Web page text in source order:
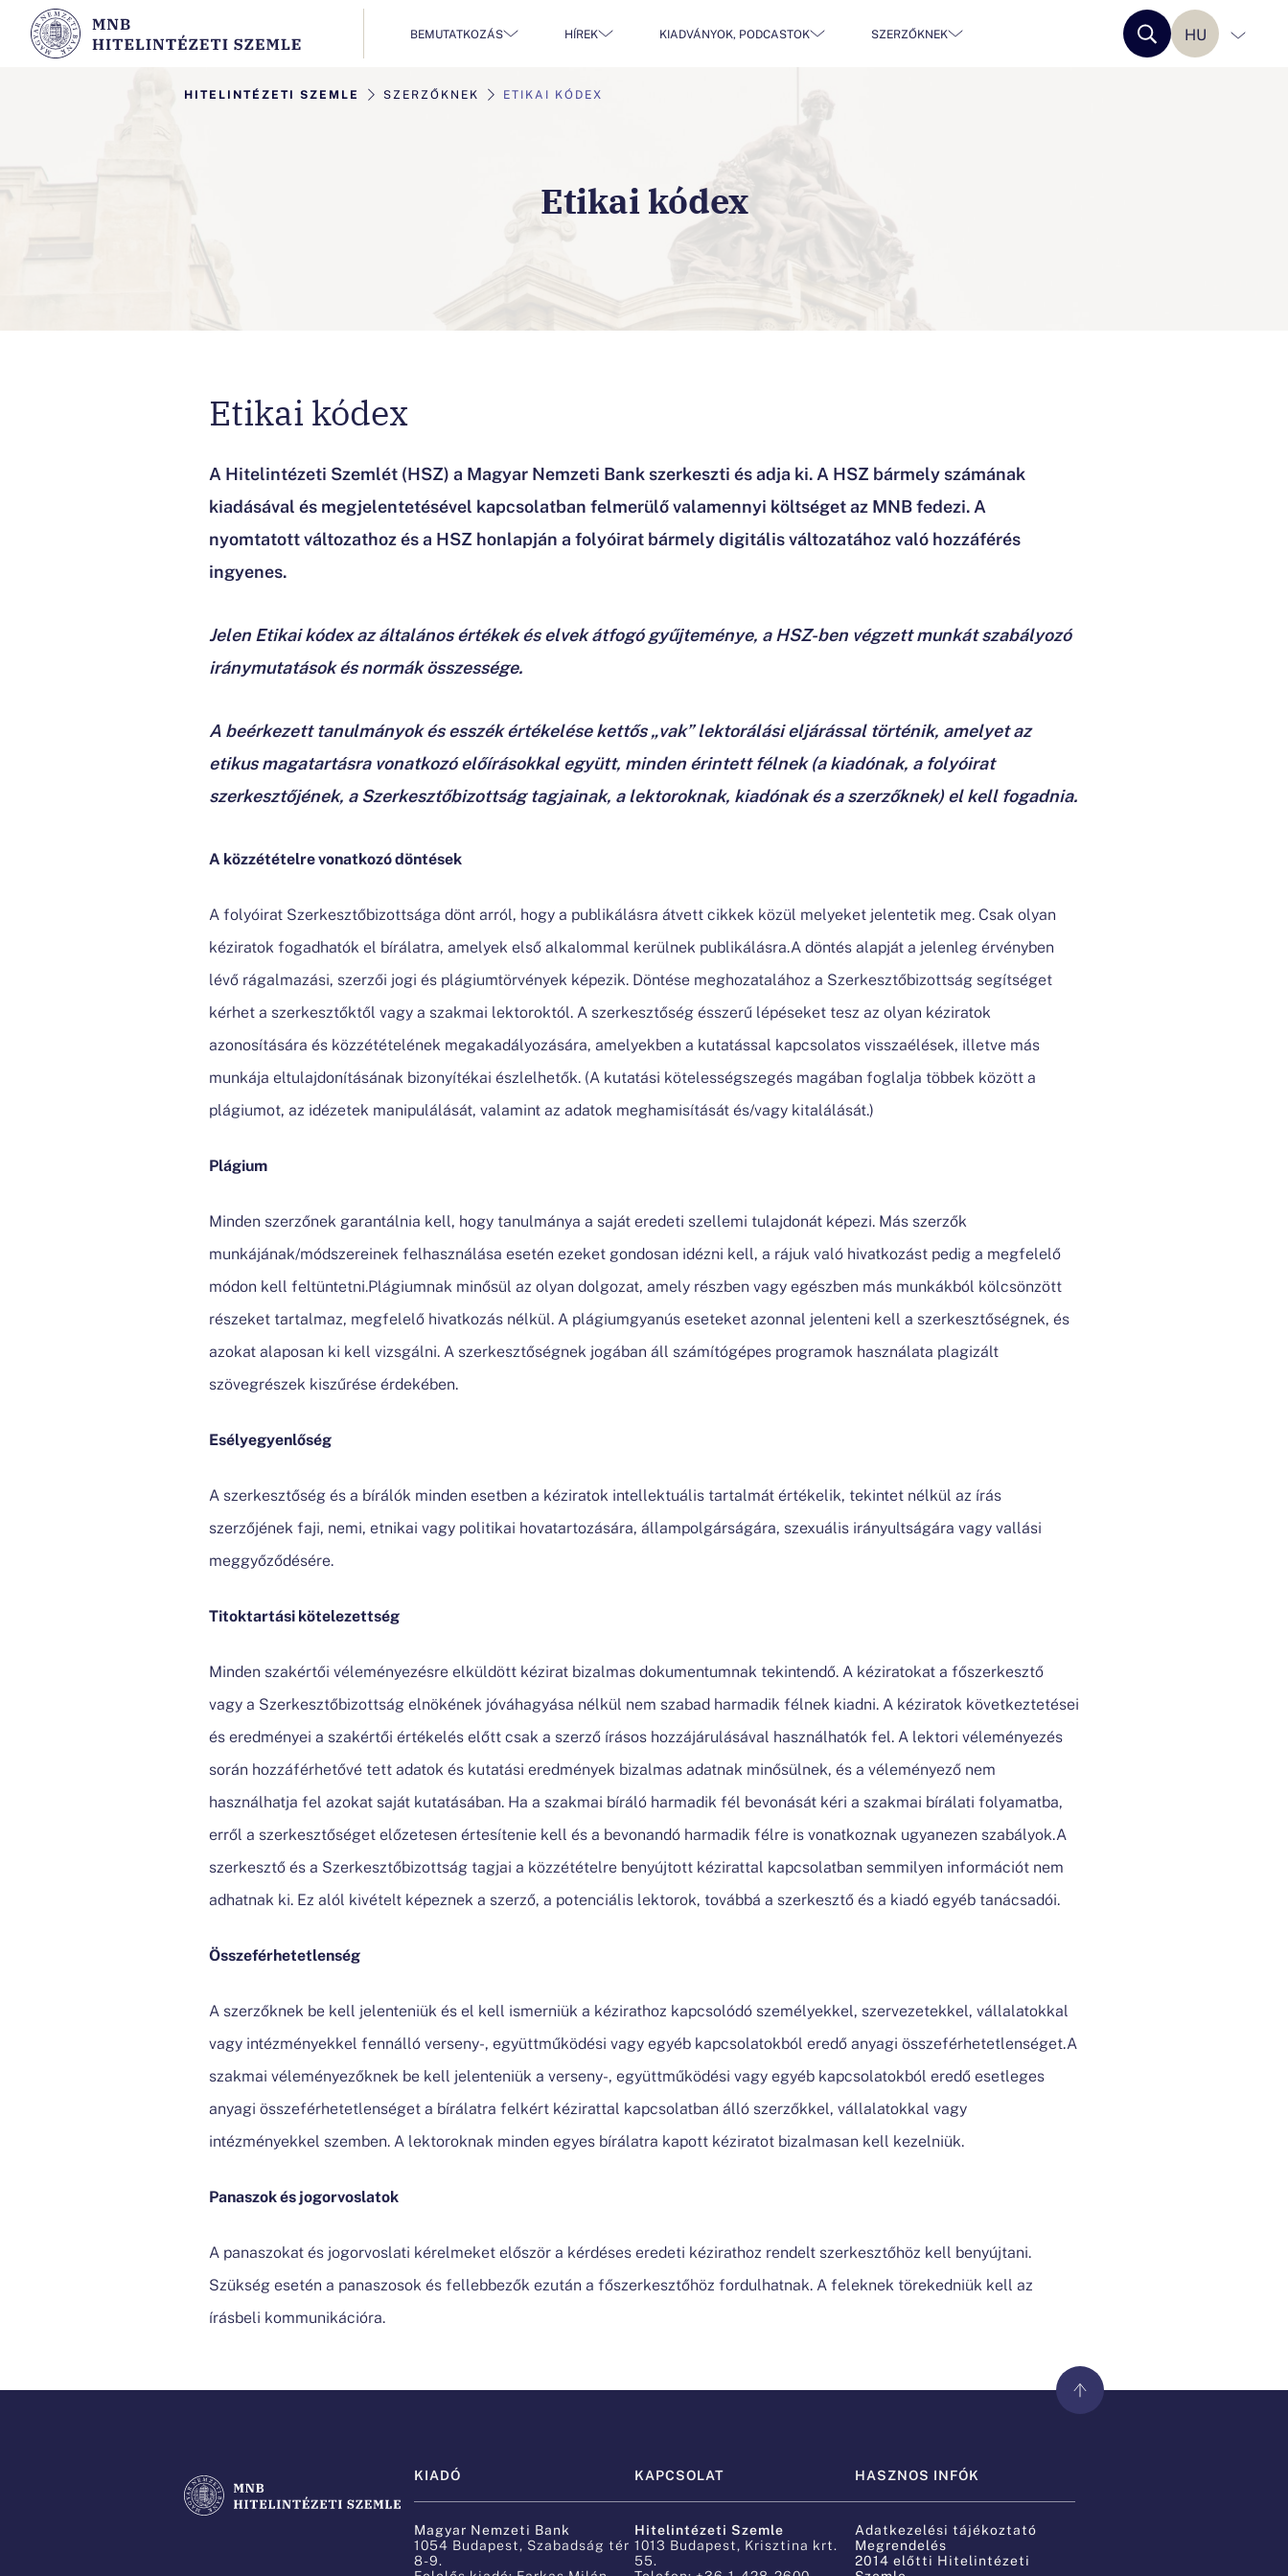
BEMUTATKOZÁS HÍREK KIADVÁNYOK, PODCASTOK SZERZŐKNEK HU
HITELINTÉZETI SZEMLE SZERZŐKNEK ETIKAI KÓDEX
Etikai kódex
Etikai kódex
A Hitelintézeti Szemlét (HSZ) a Magyar Nemzeti Bank szerkeszti és adja ki. A HSZ bármely számának
kiadásával és megjelentetésével kapcsolatban felmerülő valamennyi költséget az MNB fedezi. A
nyomtatott változathoz és a HSZ honlapján a folyóirat bármely digitális változatához való hozzáférés
ingyenes.
Jelen Etikai kódex az általános értékek és elvek átfogó gyűjteménye, a HSZ-ben végzett munkát szabályozó
iránymutatások és normák összessége.
A beérkezett tanulmányok és esszék értékelése kettős „vak” lektorálási eljárással történik, amelyet az
etikus magatartásra vonatkozó előírásokkal együtt, minden érintett félnek (a kiadónak, a folyóirat
szerkesztőjének, a Szerkesztőbizottság tagjainak, a lektoroknak, kiadónak és a szerzőknek) el kell fogadnia.
A közzétételre vonatkozó döntések
A folyóirat Szerkesztőbizottsága dönt arról, hogy a publikálásra átvett cikkek közül melyeket jelentetik meg. Csak olyan
kéziratok fogadhatók el bírálatra, amelyek első alkalommal kerülnek publikálásra.A döntés alapját a jelenleg érvényben
lévő rágalmazási, szerzői jogi és plágiumtörvények képezik. Döntése meghozatalához a Szerkesztőbizottság segítséget
kérhet a szerkesztőktől vagy a szakmai lektoroktól. A szerkesztőség ésszerű lépéseket tesz az olyan kéziratok
azonosítására és közzétételének megakadályozására, amelyekben a kutatással kapcsolatos visszaélések, illetve más
munkája eltulajdonításának bizonyítékai észlelhetők. (A kutatási kötelességszegés magában foglalja többek között a
plágiumot, az idézetek manipulálását, valamint az adatok meghamisítását és/vagy kitalálását.)
Plágium
Minden szerzőnek garantálnia kell, hogy tanulmánya a saját eredeti szellemi tulajdonát képezi. Más szerzők
munkájának/módszereinek felhasználása esetén ezeket gondosan idézni kell, a rájuk való hivatkozást pedig a megfelelő
módon kell feltüntetni.Plágiumnak minősül az olyan dolgozat, amely részben vagy egészben más munkákból kölcsönzött
részeket tartalmaz, megfelelő hivatkozás nélkül. A plágiumgyanús eseteket azonnal jelenteni kell a szerkesztőségnek, és
azokat alaposan ki kell vizsgálni. A szerkesztőségnek jogában áll számítógépes programok használata plagizált
szövegrészek kiszűrése érdekében.
Esélyegyenlőség
A szerkesztőség és a bírálók minden esetben a kéziratok intellektuális tartalmát értékelik, tekintet nélkül az írás
szerzőjének faji, nemi, etnikai vagy politikai hovatartozására, állampolgárságára, szexuális irányultságára vagy vallási
meggyőződésére.
Titoktartási kötelezettség
Minden szakértői véleményezésre elküldött kézirat bizalmas dokumentumnak tekintendő. A kéziratokat a főszerkesztő
vagy a Szerkesztőbizottság elnökének jóváhagyása nélkül nem szabad harmadik félnek kiadni. A kéziratok következtetései
és eredményei a szakértői értékelés előtt csak a szerző írásos hozzájárulásával használhatók fel. A lektori véleményezés
során hozzáférhetővé tett adatok és kutatási eredmények bizalmas adatnak minősülnek, és a véleményező nem
használhatja fel azokat saját kutatásában. Ha a szakmai bíráló harmadik fél bevonását kéri a szakmai bírálati folyamatba,
erről a szerkesztőséget előzetesen értesítenie kell és a bevonandó harmadik félre is vonatkoznak ugyanezen szabályok.A
szerkesztő és a Szerkesztőbizottság tagjai a közzétételre benyújtott kézirattal kapcsolatban semmilyen információt nem
adhatnak ki. Ez alól kivételt képeznek a szerző, a potenciális lektorok, továbbá a szerkesztő és a kiadó egyéb tanácsadói.
Összeférhetetlenség
A szerzőknek be kell jelenteniük és el kell ismerniük a kézirathoz kapcsolódó személyekkel, szervezetekkel, vállalatokkal
vagy intézményekkel fennálló verseny-, együttműködési vagy egyéb kapcsolatokból eredő anyagi összeférhetetlenséget.A
szakmai véleményezőknek be kell jelenteniük a verseny-, együttműködési vagy egyéb kapcsolatokból eredő esetleges
anyagi összeférhetetlenséget a bírálatra felkért kézirattal kapcsolatban álló szerzőkkel, vállalatokkal vagy
intézményekkel szemben. A lektoroknak minden egyes bírálatra kapott kéziratot bizalmasan kell kezelniük.
Panaszok és jogorvoslatok
A panaszokat és jogorvoslati kérelmeket először a kérdéses eredeti kézirathoz rendelt szerkesztőhöz kell benyújtani.
Szükség esetén a panaszosok és fellebbezők ezután a főszerkesztőhöz fordulhatnak. A feleknek törekedniük kell az
írásbeli kommunikációra.
KIADÓ
Magyar Nemzeti Bank
1054 Budapest, Szabadság tér
8-9.
KAPCSOLAT
Hitelintézeti Szemle
1013 Budapest, Krisztina krt.
55.
HASZNOS INFÓK
Adatkezelési tájékoztató
Megrendelés
2014 előtti Hitelintézeti